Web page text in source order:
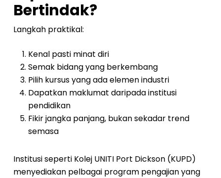
Bertindak?
Langkah praktikal:
Kenal pasti minat diri
Semak bidang yang berkembang
Pilih kursus yang ada elemen industri
Dapatkan maklumat daripada institusi
pendidikan
Fikir jangka panjang, bukan sekadar trend
semasa
Institusi seperti Kolej UNITI Port Dickson (KUPD)
menyediakan pelbagai program pengajian yang